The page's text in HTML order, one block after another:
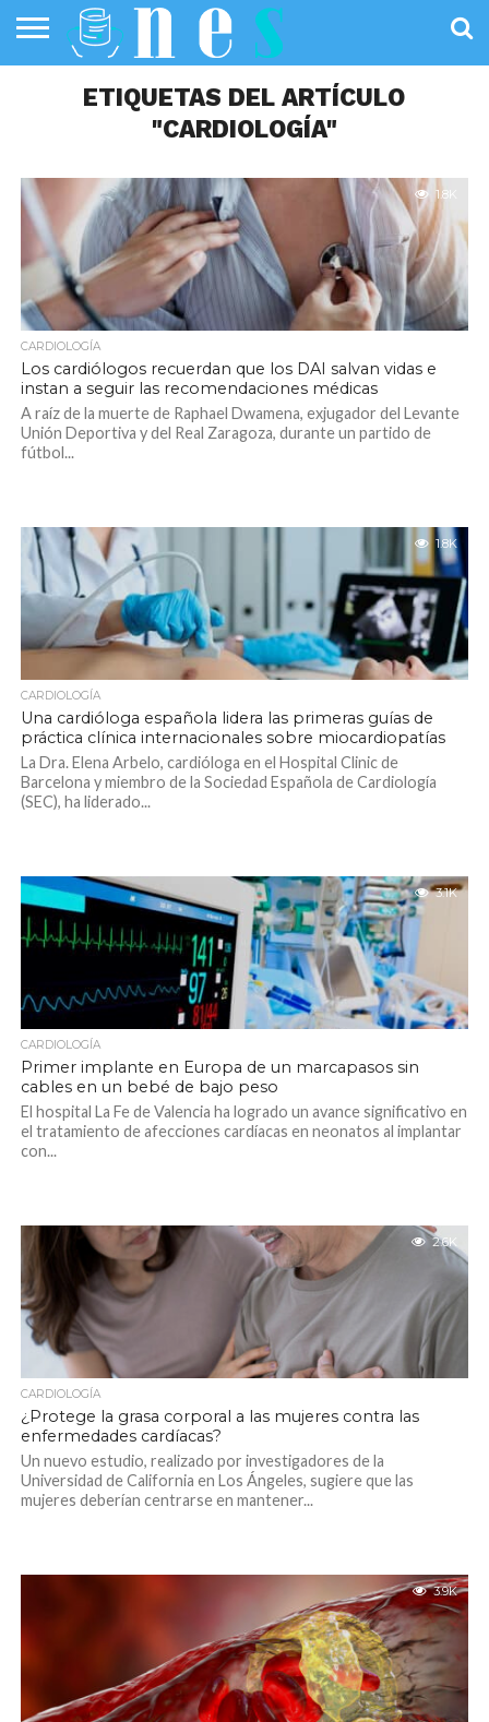
PÚBLICA
SANIDAD
INVESTIGACIÓN
ENTREVISTAS
PROFESIONALES
DE LA SALUD
INFOGRAFÍAS
DE SALUD
OPINIÓNETIQUETAS DEL ARTÍCULO
"CARDIOLOGÍA"
1.8K
CARDIOLOGÍA
Los cardiólogos recuerdan que los DAI salvan vidas e
instan a seguir las recomendaciones médicas
A raíz de la muerte de Raphael Dwamena, exjugador del Levante
Unión Deportiva y del Real Zaragoza, durante un partido de
fútbol...
1.8K
CARDIOLOGÍA
Una cardióloga española lidera las primeras guías de
práctica clínica internacionales sobre miocardiopatías
La Dra. Elena Arbelo, cardióloga en el Hospital Clinic de
Barcelona y miembro de la Sociedad Española de Cardiología
(SEC), ha liderado...
3.1K
CARDIOLOGÍA
Primer implante en Europa de un marcapasos sin
cables en un bebé de bajo peso
El hospital La Fe de Valencia ha logrado un avance significativo en
el tratamiento de afecciones cardíacas en neonatos al implantar
con...
2.6K
CARDIOLOGÍA
¿Protege la grasa corporal a las mujeres contra las
enfermedades cardíacas?
Un nuevo estudio, realizado por investigadores de la
Universidad de California en Los Ángeles, sugiere que las
mujeres deberían centrarse en mantener...
3.9K